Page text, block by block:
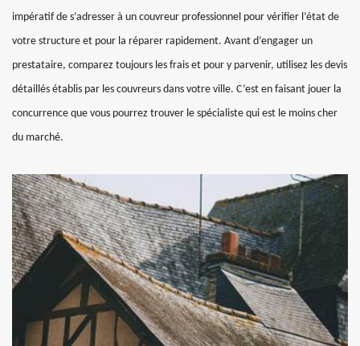
impératif de s’adresser à un couvreur professionnel pour vérifier l’état de
votre structure et pour la réparer rapidement. Avant d’engager un
prestataire, comparez toujours les frais et pour y parvenir, utilisez les devis
détaillés établis par les couvreurs dans votre ville. C’est en faisant jouer la
concurrence que vous pourrez trouver le spécialiste qui est le moins cher
du marché.